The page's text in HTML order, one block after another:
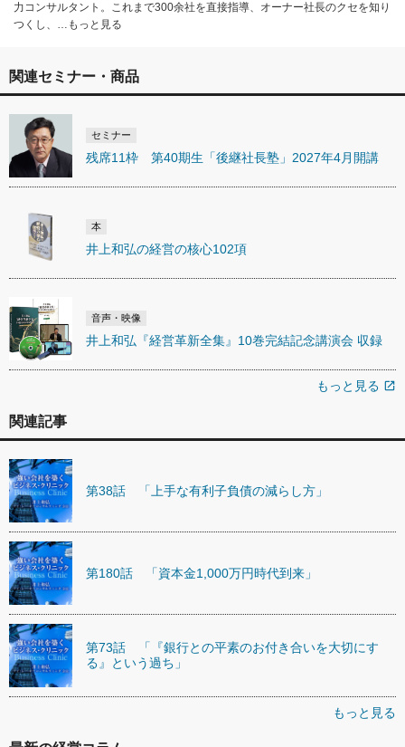
力コンサルタント。これまで300余社を直接指導、オーナー社長のクセを知り
つくし、…もっと見る
関連セミナー・商品
セミナー
残席11枠 第40期生「後継社長塾」2027年4月開講
本
井上和弘の経営の核心102項
音声・映像
井上和弘『経営革新全集』10巻完結記念講演会 収録
もっと見る open_in_new
関連記事
第38話 「上手な有利子負債の減らし方」
第180話 「資本金1,000万円時代到来」
第73話 「『銀行との平素のお付き合いを大切にす
る』という過ち」
もっと見る